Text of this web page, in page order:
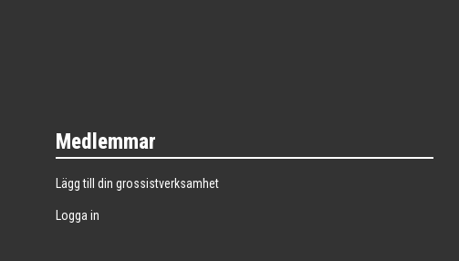
Medlemmar
Lägg till din grossistverksamhet
Logga in